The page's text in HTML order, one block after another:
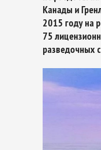
Арктическое обозрение, №10, 2024
Канады и
2015 году на
75
разведочных